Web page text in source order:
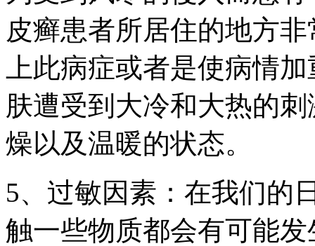
皮癣患者所居住的地方
上此病症或者是使病情
肤遭受到大冷和大热的
燥以及温暖的状态。
5、过敏因素：在我们的
触一些物质都会有可能